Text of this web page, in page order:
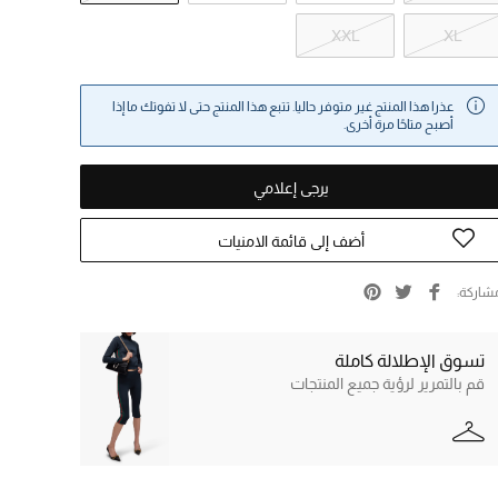
XL
XXL
عذرا هذا المنتج غير متوفر حاليا. تتبع هذا المنتج حتى لا تفوتك ما إذا
أصبح متاحًا مرة أخرى.
يرجى إعلامي
أضف إلى قائمة الامنيات
تسوق الإطلالة كاملة
قم بالتمرير لرؤية جميع المنتجات